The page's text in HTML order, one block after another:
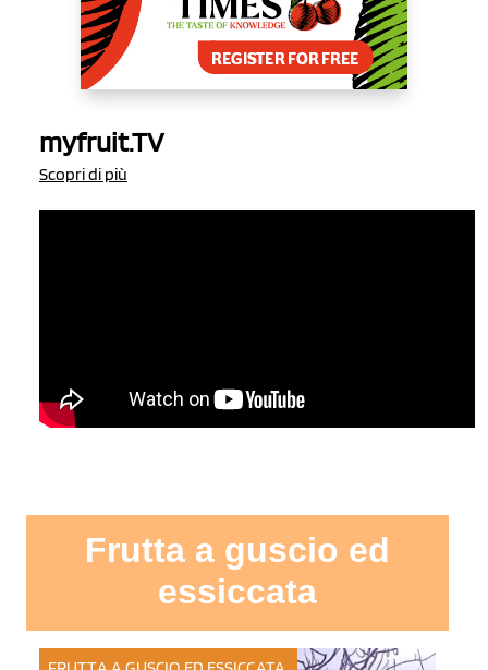
myfruit.TV
Scopri di più
Frutta a guscio ed
essiccata